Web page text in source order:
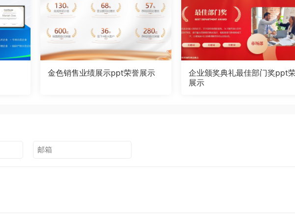
金色销售业绩展示ppt荣誉展示
企业颁奖典礼最佳部门奖ppt
展示